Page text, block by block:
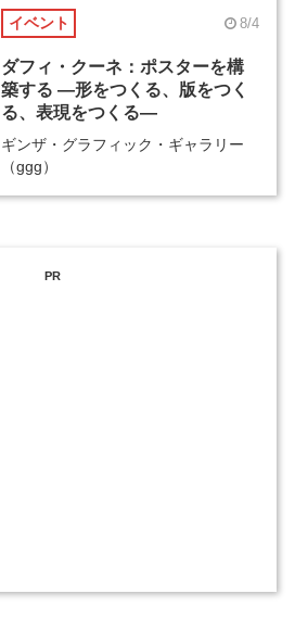
イベント 8/4
ダフィ・クーネ：ポスターを構
築する ―形をつくる、版をつく
る、表現をつくる―
ギンザ・グラフィック・ギャラリー
（ggg）
PR